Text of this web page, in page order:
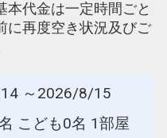
本代金は一定時間ごと
に再度空き状況及びご
～2026/8/15
こども0名 1部屋